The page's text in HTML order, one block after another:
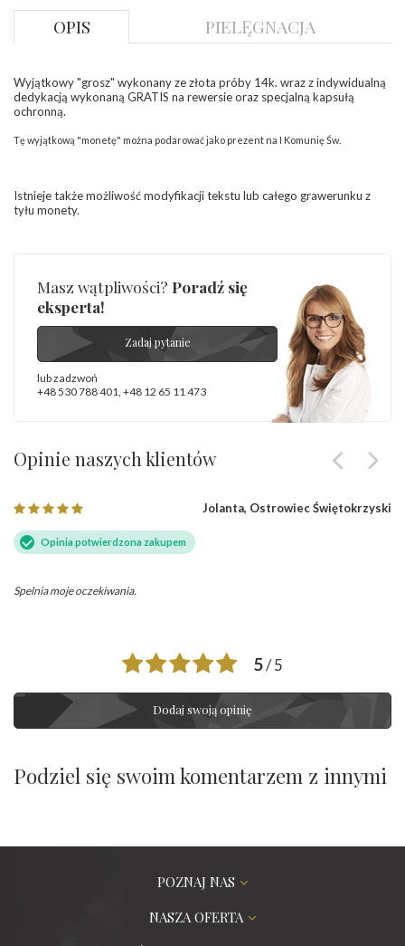
OPIS PIELĘGNACJA
Wyjątkowy "grosz" wykonany ze złota próby 14k. wraz z indywidualną
dedykacją wykonaną GRATIS na rewersie oraz specjalną kapsułą
ochronną.
Tę wyjątkową "monetę" można podarować jako prezent na I Komunię Św.
Istnieje także możliwość modyfikacji tekstu lub całego grawerunku z
tyłu monety.
Masz wątpliwości? Poradź się
eksperta!
Zadaj pytanie
lub zadzwoń
+48 530 788 401 +48 12 65 11 473
Opinie naszych klientów
Jolanta, Ostrowiec Świętokrzyski
Opinia potwierdzona zakupem
Spelnia moje oczekiwania.
5/ 5
Dodaj swoją opinię
Podziel się swoim komentarzem z innymi
POZNAJ NAS
NASZA OFERTA